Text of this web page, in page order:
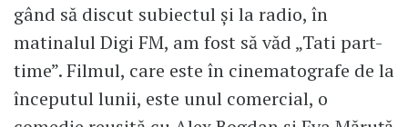
gând să discut subiectul și la radio, în
matinalul Digi FM, am fost să văd „Tati part-
time”. Filmul, care este în cinematografe de la
începutul lunii, este unul comercial, o